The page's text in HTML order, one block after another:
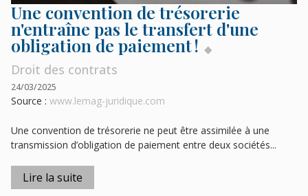
Une convention de trésorerie
n'entraîne pas le transfert d'une
obligation de paiement !
Droit des contrats
24/03/2025
Source : www.lemag-juridique.com
Une convention de trésorerie ne peut être assimilée à une
transmission d’obligation de paiement entre deux sociétés...
Lire la suite